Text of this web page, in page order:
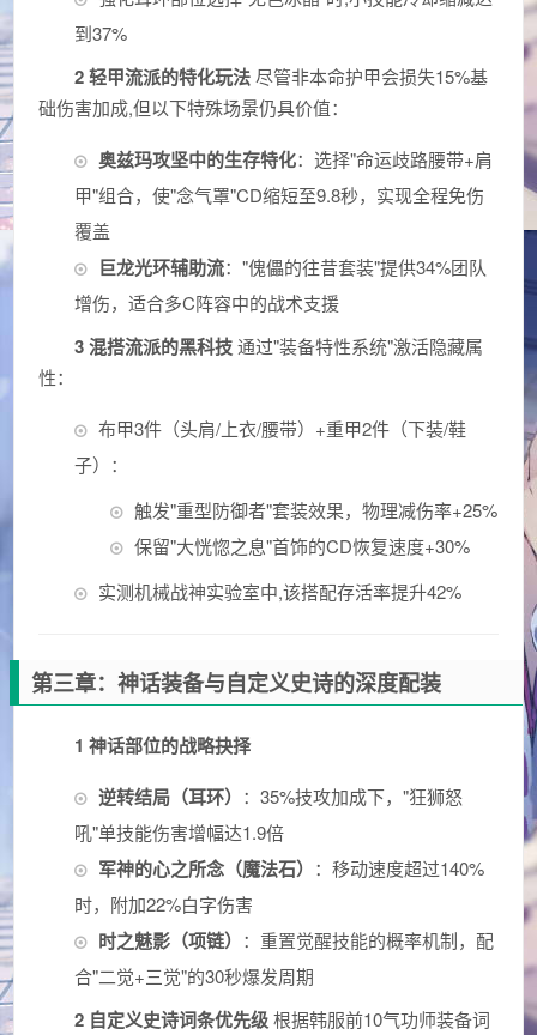
到37%
2 轻甲流派的特化玩法尽管非本命护甲会损失15%基
础伤害加成,但以下特殊场景仍具价值：
奥兹玛攻坚中的生存特化：选择"命运歧路腰带+肩
甲"组合，使"念气罩"CD缩短至9.8秒，实现全程免伤
覆盖
巨龙光环辅助流："傀儡的往昔套装"提供34%团队
增伤，适合多C阵容中的战术支援
3 混搭流派的黑科技通过"装备特性系统"激活隐藏属
性：
布甲3件（头肩/上衣/腰带）+重甲2件（下装/鞋
子）：
触发"重型防御者"套装效果，物理减伤率+25%
保留"大恍惚之息"首饰的CD恢复速度+30%
实测机械战神实验室中,该搭配存活率提升42%
第三章：神话装备与自定义史诗的深度配装
1 神话部位的战略抉择
逆转结局（耳环） ：35%技攻加成下，"狂狮怒
吼"单技能伤害增幅达1.9倍
军神的心之所念（魔法石） ：移动速度超过140%
时，附加22%白字伤害
时之魅影（项链） ：重置觉醒技能的概率机制，配
合"二觉+三觉"的30秒爆发周期
2 自定义史诗词条优先级根据韩服前10气功师装备词